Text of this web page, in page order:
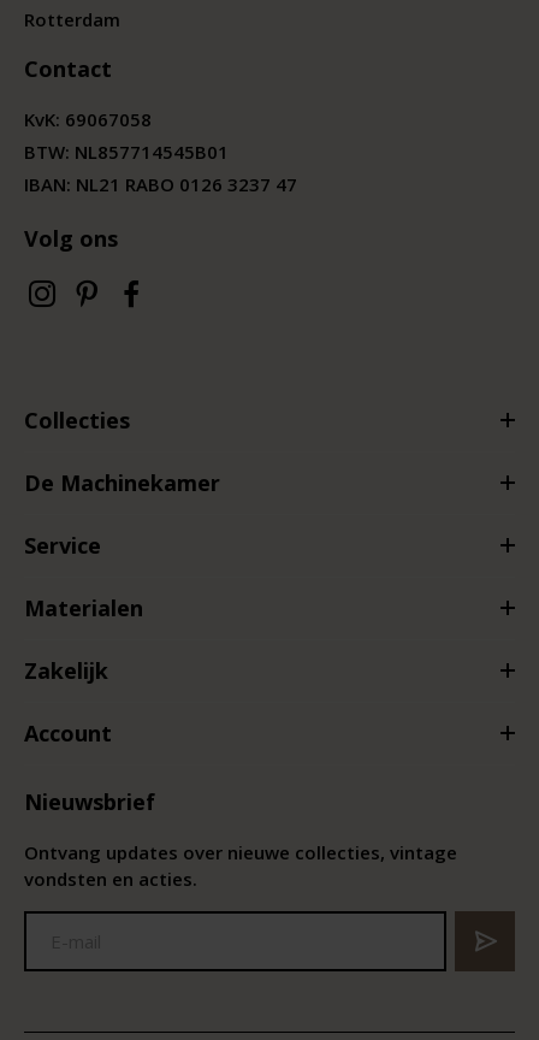
Rotterdam
Contact
KvK: 69067058
BTW: NL857714545B01
IBAN: NL21 RABO 0126 3237 47
Volg ons
Collecties
De Machinekamer
Service
Materialen
Zakelijk
Account
Nieuwsbrief
Ontvang updates over nieuwe collecties, vintage
vondsten en acties.